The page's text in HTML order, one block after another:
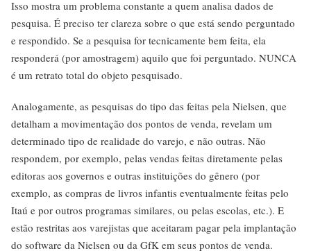
Isso mostra um problema constante a quem analisa dados de
pesquisa. É preciso ter clareza sobre o que está sendo perguntado
e respondido. Se a pesquisa for tecnicamente bem feita, ela
responderá (por amostragem) aquilo que foi perguntado. NUNCA
é um retrato total do objeto pesquisado.
Analogamente, as pesquisas do tipo das feitas pela Nielsen, que
detalham a movimentação dos pontos de venda, revelam um
determinado tipo de realidade do varejo, e não outras. Não
respondem, por exemplo, pelas vendas feitas diretamente pelas
editoras aos governos e outras instituições do gênero (por
exemplo, as compras de livros infantis eventualmente feitas pelo
Itaú e por outros programas similares, ou pelas escolas, etc.). E
estão restritas aos varejistas que aceitaram pagar pela implantação
do software da Nielsen ou da GfK em seus pontos de venda.